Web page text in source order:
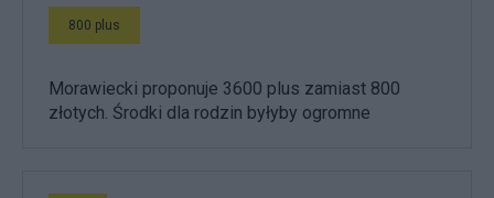
800 plus
Morawiecki proponuje 3600 plus zamiast 800
złotych. Środki dla rodzin byłyby ogromne